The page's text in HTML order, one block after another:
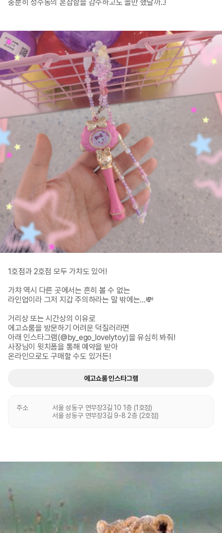
충분히 성수동의 혼잡함을 감수하고도 올만 했달까..!
1호점과 2호점 모두 가챠도 있어!
가챠 역시 다른 곳에서는 흔히 볼 수 없는
라인업이라 그저 지갑 주의하라는 말 밖에는…💸
거리상 또는 시간상의 이유로
에고쇼룸을 방문하기 어려운 덕질러라면
아래 인스타그램(@by_ego_lovelytoy)을 유심히 봐줘!
사장님이 윗치폼을 통해 예약을 받아
온라인으로도 구매할 수도 있거든!
에고쇼룸 인스타그램
주소
서울 성동구 연무장3길 10 1층 (1호점)
서울 성동구 연무장3길 9-8 2층 (2호점)